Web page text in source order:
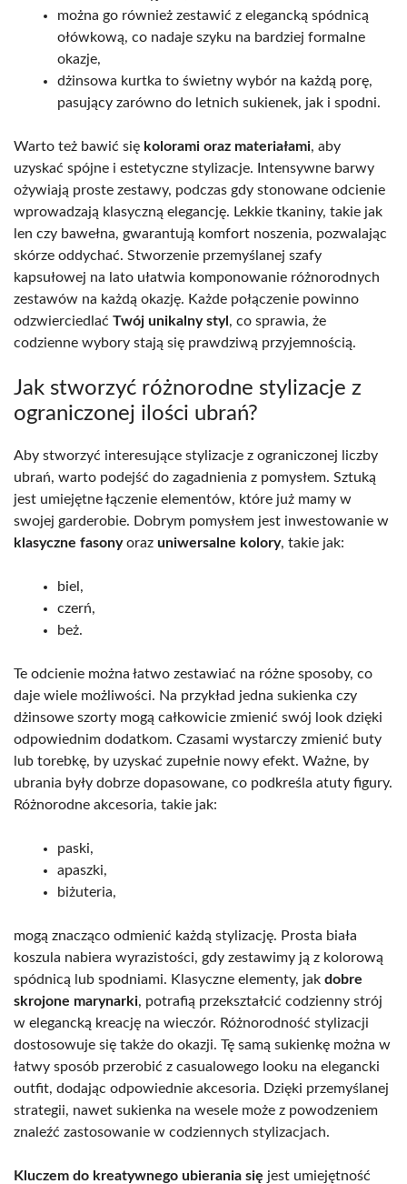
można go również zestawić z elegancką spódnicą
ołówkową, co nadaje szyku na bardziej formalne
okazje,
dżinsowa kurtka to świetny wybór na każdą porę,
pasujący zarówno do letnich sukienek, jak i spodni.
Warto też bawić się kolorami oraz materiałami, aby
uzyskać spójne i estetyczne stylizacje. Intensywne barwy
ożywiają proste zestawy, podczas gdy stonowane odcienie
wprowadzają klasyczną elegancję. Lekkie tkaniny, takie jak
len czy bawełna, gwarantują komfort noszenia, pozwalając
skórze oddychać. Stworzenie przemyślanej szafy
kapsułowej na lato ułatwia komponowanie różnorodnych
zestawów na każdą okazję. Każde połączenie powinno
odzwierciedlać Twój unikalny styl , co sprawia, że
codzienne wybory stają się prawdziwą przyjemnością.
Jak stworzyć różnorodne stylizacje z
ograniczonej ilości ubrań?
Aby stworzyć interesujące stylizacje z ograniczonej liczby
ubrań, warto podejść do zagadnienia z pomysłem. Sztuką
jest umiejętne łączenie elementów, które już mamy w
swojej garderobie. Dobrym pomysłem jest inwestowanie w
klasyczne fasonyoraz uniwersalne kolory, takie jak:
biel,
czerń,
beż.
Te odcienie można łatwo zestawiać na różne sposoby, co
daje wiele możliwości. Na przykład jedna sukienka czy
dżinsowe szorty mogą całkowicie zmienić swój look dzięki
odpowiednim dodatkom. Czasami wystarczy zmienić buty
lub torebkę, by uzyskać zupełnie nowy efekt. Ważne, by
ubrania były dobrze dopasowane, co podkreśla atuty figury.
Różnorodne akcesoria, takie jak:
paski,
apaszki,
biżuteria,
mogą znacząco odmienić każdą stylizację. Prosta biała
koszula nabiera wyrazistości, gdy zestawimy ją z kolorową
spódnicą lub spodniami. Klasyczne elementy, jak dobre
skrojone marynarki, potrafią przekształcić codzienny strój
w elegancką kreację na wieczór. Różnorodność stylizacji
dostosowuje się także do okazji. Tę samą sukienkę można w
łatwy sposób przerobić z casualowego looku na elegancki
outfit, dodając odpowiednie akcesoria. Dzięki przemyślanej
strategii, nawet sukienka na wesele może z powodzeniem
znaleźć zastosowanie w codziennych stylizacjach.
Kluczem do kreatywnego ubierania się jest umiejętność